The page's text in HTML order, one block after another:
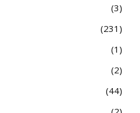
3
231
1
2
44